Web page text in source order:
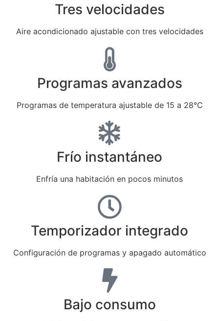
Tres velocidades
Aire acondicionado ajustable con tres velocidades
Programas avanzados
Programas de temperatura ajustable de 15 a 28°C
Frío instantáneo
Enfría una habitación en pocos minutos
Temporizador integrado
Configuración de programas y apagado automático
Bajo consumo